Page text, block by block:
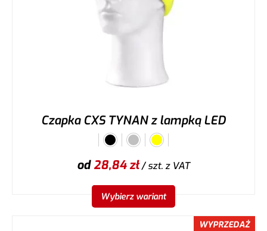
Czapka CXS TYNAN z lampką LED
od28,84zł/ szt.z VAT
Wybierz wariant
WYPRZEDAŻ